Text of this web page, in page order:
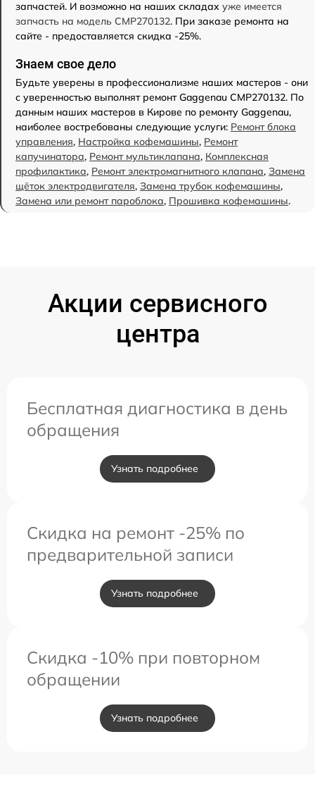
запчастей. И возможно на наших складах уже имеется
запчасть на модель CMP270132. При заказе ремонта на
сайте - предоставляется скидка -25%.
Знаем свое дело
Будьте уверены в профессионализме наших мастеров - они
с уверенностью выполнят ремонт Gaggenau CMP270132. По
данным наших мастеров в Кирове по ремонту Gaggenau,
наиболее востребованы следующие услуги: Ремонт блока
управления, Настройка кофемашины, Ремонт
капучинатора, Ремонт мультиклапана, Комплексная
профилактика, Ремонт электромагнитного клапана, Замена
щёток электродвигателя, Замена трубок кофемашины,
Замена или ремонт пароблока, Прошивка кофемашины.
Акции сервисного
центра
Бесплатная диагностика в день
обращения
Узнать подробнее
Скидка на ремонт -25% по
предварительной записи
Узнать подробнее
Скидка -10% при повторном
обращении
Узнать подробнее